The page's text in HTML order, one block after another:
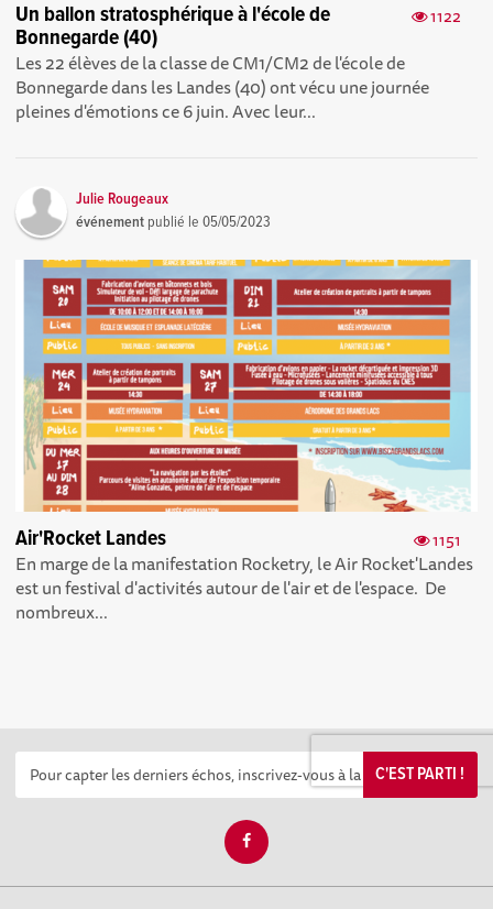
1122
Un ballon stratosphérique à l'école de
Bonnegarde (40)
Les 22 élèves de la classe de CM1/CM2 de l'école de
Bonnegarde dans les Landes (40) ont vécu une journée
pleines d'émotions ce 6 juin. Avec leur...
Julie Rougeaux
événement publié le05/05/2023
1151
Air'Rocket Landes
En marge de la manifestation Rocketry, le Air Rocket'Landes
est un festival d'activités autour de l'air et de l'espace. De
nombreux...
C'EST PARTI !